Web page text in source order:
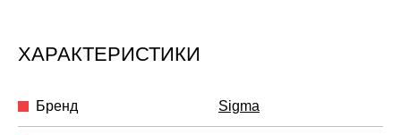
ХАРАКТЕРИСТИКИ
Бренд Sigma